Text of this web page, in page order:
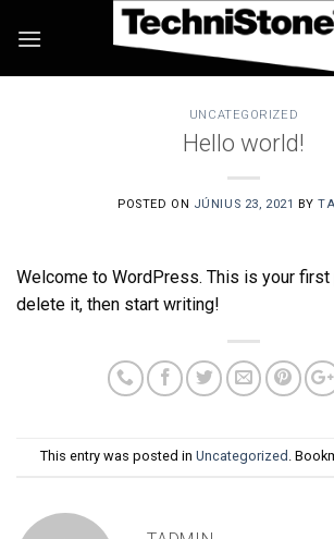
UNCATEGORIZED
Hello world!
POSTED ON JÚNIUS 23, 2021 BY
Welcome to WordPress. This is your first
delete it, then start writing!
This entry was posted in Uncategorized .